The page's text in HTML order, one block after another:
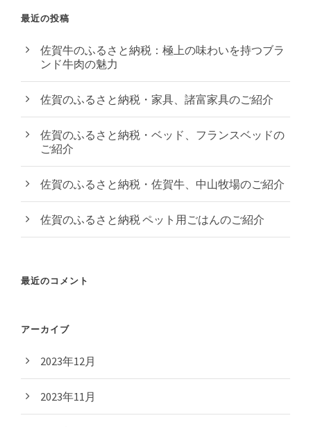
最近の投稿
佐賀牛のふるさと納税：極上の味わいを持つブラ
ンド牛肉の魅力
佐賀のふるさと納税・家具、諸富家具のご紹介
佐賀のふるさと納税・ベッド、フランスベッドの
ご紹介
佐賀のふるさと納税・佐賀牛、中山牧場のご紹介
佐賀のふるさと納税 ペット用ごはんのご紹介
最近のコメント
アーカイブ
2023年12月
2023年11月